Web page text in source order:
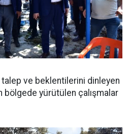
ve beklentilerini dinleyen
bölgede yürütülen çalışmalar